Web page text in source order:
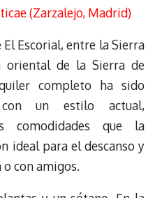
(Zarzalejo, Madrid)
Escorial, entre la Sierra
oriental de la Sierra de
completo ha sido
con un estilo actual,
comodidades que la
ideal para el descanso y
con amigos.